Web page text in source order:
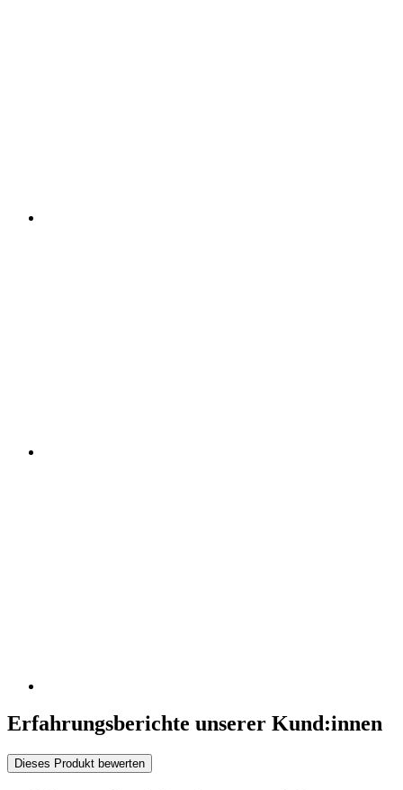
Erfahrungsberichte unserer Kund:innen
Dieses Produkt bewerten